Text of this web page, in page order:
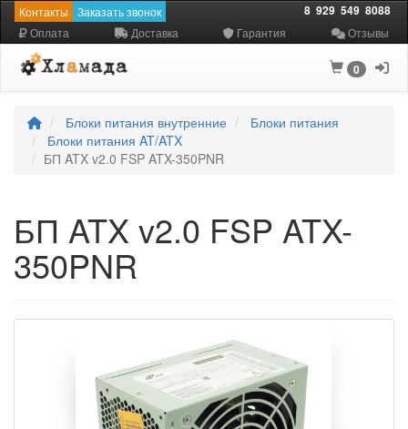
Контакты Заказать звонок 8 929 549 8088
Оплата Доставка Гарантия Отзывы
0
Блоки питания внутренние
Блоки питания
Блоки питания AT/ATX
БП ATX v2.0 FSP ATX-350PNR
БП ATX v2.0 FSP ATX-
350PNR